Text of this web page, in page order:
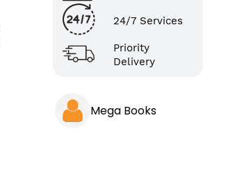
24/7 Services
Priority
Delivery
Mega Books